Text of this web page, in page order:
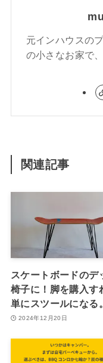
元インハウスの
の小さなお家で
関連記事
スケートボードのデ
椅子に！脚を購入す
単にスツールになる。
2024年12月20日